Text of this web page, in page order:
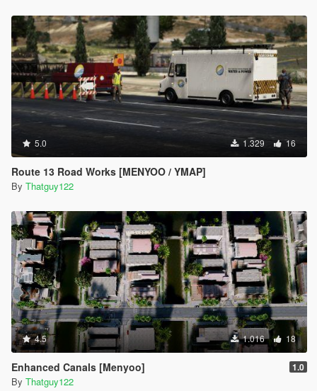
5.0 1.329 16
Route 13 Road Works [MENYOO / YMAP]
By Thatguy122
4.5 1.016 18
Enhanced Canals [Menyoo] 1.0
By Thatguy122